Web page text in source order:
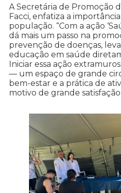
A Secretária de Promoção
Facci, enfatiza a
população. “Com a ação
dá mais um passo na
prevenção de doenças,
educação em saúde
Iniciar essa ação
— um espaço de grande
bem-estar e a prática de
motivo de grande